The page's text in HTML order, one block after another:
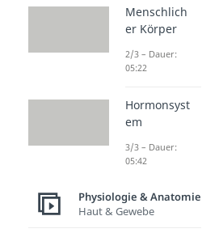
Kleinster
Knochen
zur
Die Knochen
sind
Die kleinen
beispielsweise
Menschlich
er Körper
2/3 – Dauer:
05:22
Hormonsyst
em
3/3 – Dauer:
05:42
Physiologie & Anatomie
Haut & Gewebe